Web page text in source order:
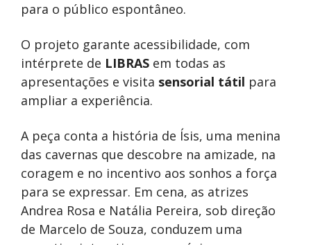
para o público espontâneo.
O projeto garante acessibilidade, com
intérprete de LIBRAS em todas as
apresentações e visita sensorial tátil para
ampliar a experiência.
A peça conta a história de Ísis, uma menina
das cavernas que descobre na amizade, na
coragem e no incentivo aos sonhos a força
para se expressar. Em cena, as atrizes
Andrea Rosa e Natália Pereira, sob direção
de Marcelo de Souza, conduzem uma